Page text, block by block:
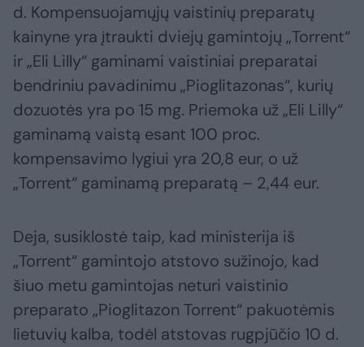
d. Kompensuojamųjų vaistinių preparatų
kainyne yra įtraukti dviejų gamintojų „Torrent“
ir „Eli Lilly“ gaminami vaistiniai preparatai
bendriniu pavadinimu „Pioglitazonas“, kurių
dozuotės yra po 15 mg. Priemoka už „Eli Lilly“
gaminamą vaistą esant 100 proc.
kompensavimo lygiui yra 20,8 eur, o už
„Torrent“ gaminamą preparatą – 2,44 eur.
Deja, susiklostė taip, kad ministerija iš
„Torrent“ gamintojo atstovo sužinojo, kad
šiuo metu gamintojas neturi vaistinio
preparato „Pioglitazon Torrent“ pakuotėmis
lietuvių kalba, todėl atstovas rugpjūčio 10 d.